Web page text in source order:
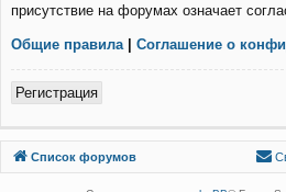
присутствие на форумах означает
Общие правила | Соглашение о
Регистрация
Список форумов
Связаться с
С